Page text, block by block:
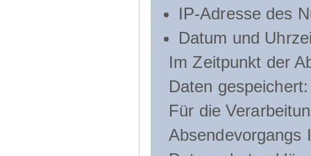
IP-Adresse des
Datum und
Im Zeitpunkt der
Daten gespeichert:
Für die
Absendevorgangs